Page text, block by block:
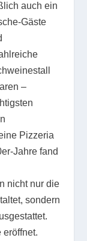
auch ein
Gäste
–
Pizzeria
Jahre fand
nicht nur die
sondern